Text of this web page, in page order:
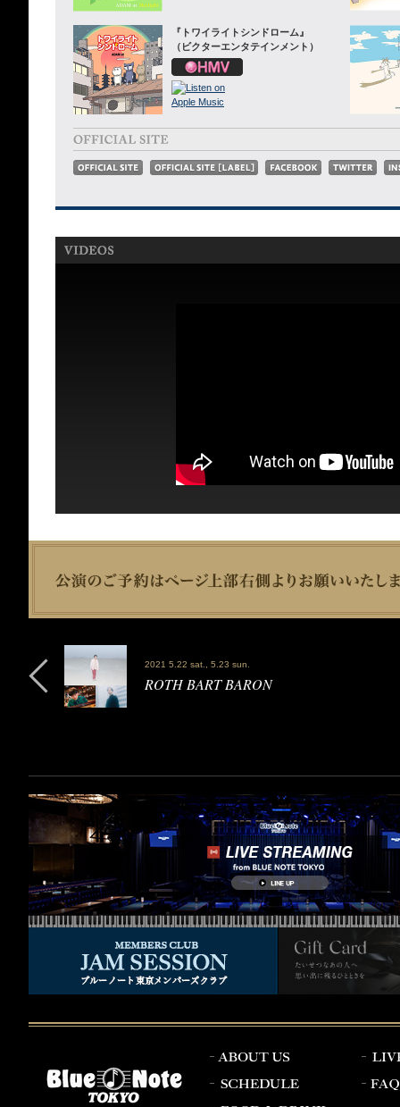
『トワイライトシンドローム』
（ビクターエンタテインメント）
2021 5.22 sat., 5.23 sun.
ROTH BART BARON